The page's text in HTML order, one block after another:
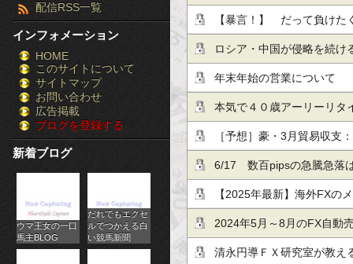
グ］-
株
FX
競
馬
パ
チ
ス
ロ
配信RSS一覧
インフォメーション
HOME
このサイトについて
サイトマップ
お問い合わせ
広告掲載
ブログを登録する
新着ブログ
ウマ王女の一口
馬主BLOG
だれでもエクセ
ルでつかえる白
い競馬新聞
(木)■『日本による為替
円、ユーロの…他、今日
し
【暴言！】 だって負けた
ないですか！！
ロシア・中国が侵略を続け
年末年始の営業について
本気で４０歳アーリーリタ
［予想］豪・3月貿易収支
で市場予想を下回る（今日
し・テクニカル/掲示板情報
6/17 数百pipsの急騰急落
【2025年最新】海外FXの
ガイド：初心者が知るべき
2024年5月～8月のFX自動
清永円導ＦＸ研究室が教え